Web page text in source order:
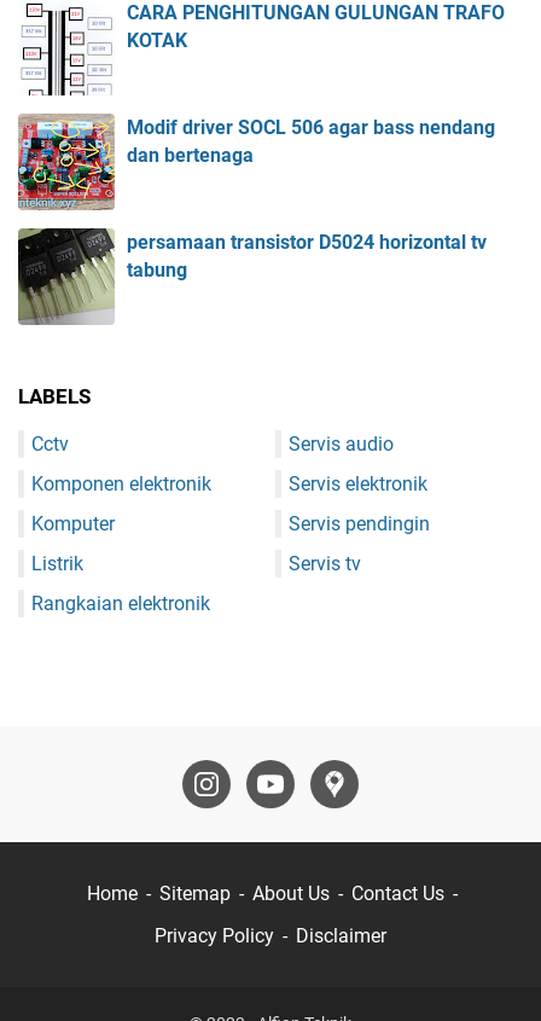
CARA PENGHITUNGAN GULUNGAN TRAFO
KOTAK
Modif driver SOCL 506 agar bass nendang
dan bertenaga
persamaan transistor D5024 horizontal tv
tabung
LABELS
Cctv
Komponen elektronik
Komputer
Listrik
Rangkaian elektronik
Servis audio
Servis elektronik
Servis pendingin
Servis tv
Home Sitemap About Us
Contact Us
Privacy Policy
Disclaimer